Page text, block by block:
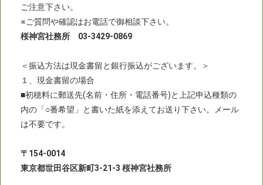
ご注意下さい。
※ご質問や確認はお電話で御相談下さい。
桜神宮社務所 03-3429-0869
＜振込方法は現金書留と銀行振込がございます。＞
１、現金書留の場合
■初穂料に郵送先(名前・住所・電話番号)と上記申込種類の
内の「○番希望」と書いた紙を添えてお送り下さい。メール
は不要です。
〒154-0014
東京都世田谷区新町3-21-3 桜神宮社務所